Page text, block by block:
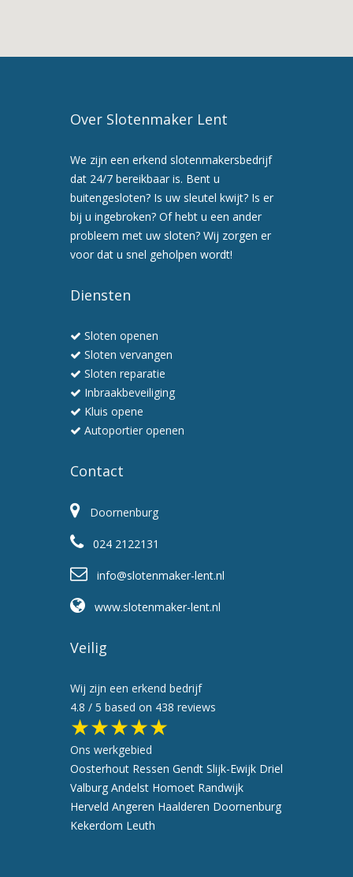
Slotenmaker
afspraak
preventiebezoek
professioneel
Over Slotenmaker Lent
We zijn een erkend slotenmakersbedrijf
dat 24/7 bereikbaar is. Bent u
buitengesloten? Is uw sleutel kwijt? Is er
bij u ingebroken? Of hebt u een ander
probleem met uw sloten? Wij zorgen er
voor dat u snel geholpen wordt!
Diensten
Sloten openen
Sloten vervangen
Sloten reparatie
Inbraakbeveiliging
Kluis opene
Autoportier openen
Contact
Doornenburg
024 2122131
info@slotenmaker-lent.nl
www.slotenmaker-lent.nl
Veilig
Wij zijn een erkend bedrijf
4.8 / 5 based on 438 reviews
★★★★★
Ons werkgebied
Oosterhout Ressen Gendt Slijk-Ewijk Driel
Valburg Andelst Homoet Randwijk
Herveld Angeren Haalderen Doornenburg
Kekerdom Leuth